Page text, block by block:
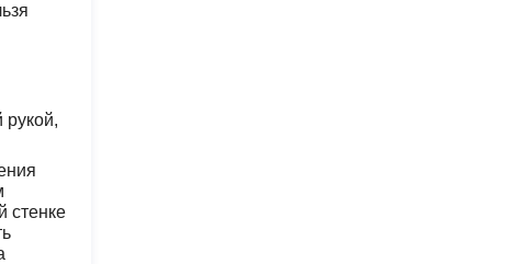
рукой,
стенке